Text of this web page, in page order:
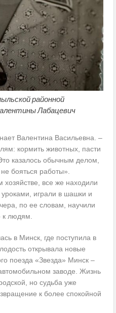
районной
Лабацевич
Валентина Васильевна. –
кормить животных, пасти
казалось обычным делом,
бояться работы».
хозяйстве, все же находили
играли в шашки и
по ее словам, научили
людям.
в Минск, где поступила в
открывала новые
поезда «Звезда» Минск –
заводе. Жизнь
но судьба уже
к более спокойной